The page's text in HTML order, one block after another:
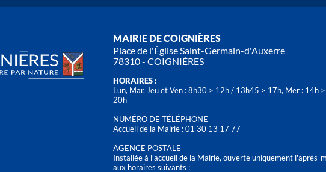
MAIRIE DE COIGNIÈRES
Place de l'Église Saint-Germain-d'Auxerre
78310 - COIGNIÈRES
HORAIRES :
Lun, Mar, Jeu et Ven : 8h30 > 12h / 13h45 > 17h, Mer : 14h >
20h
NUMÉRO DE TÉLÉPHONE
Accueil de la Mairie : 01 30 13 17 77
AGENCE POSTALE
Installée à l’accueil de la Mairie, ouverte uniquement l'après-
aux horaires suivants :